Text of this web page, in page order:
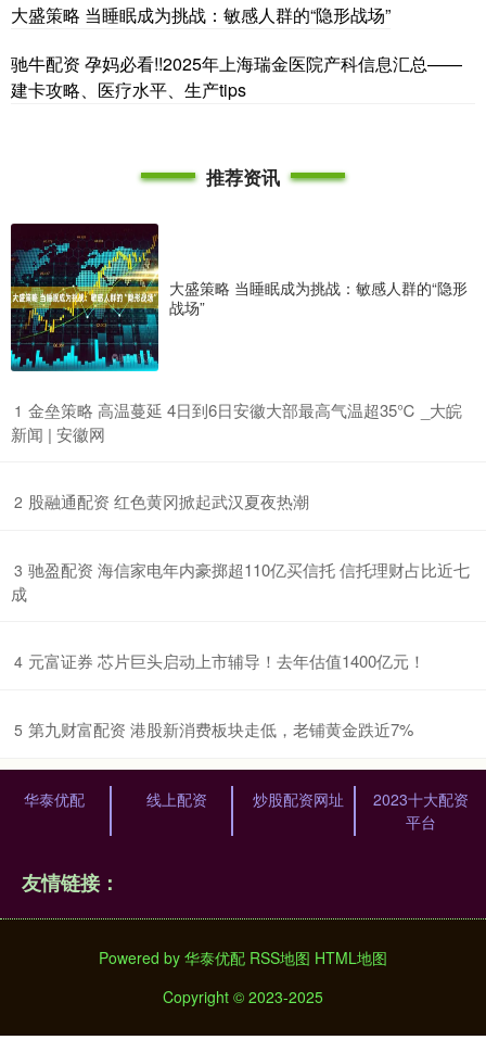
大盛策略 当睡眠成为挑战：敏感人群的“隐形战场”
驰牛配资 孕妈必看!!2025年上海瑞金医院产科信息汇总——
建卡攻略、医疗水平、生产tips
推荐资讯
大盛策略 当睡眠成为挑战：敏感人群的“隐形
战场”
1 ​金垒策略 高温蔓延 4日到6日安徽大部最高气温超35℃ _大皖
新闻 | 安徽网
2 ​股融通配资 红色黄冈掀起武汉夏夜热潮
3 ​驰盈配资 海信家电年内豪掷超110亿买信托 信托理财占比近七
成
4 ​元富证券 芯片巨头启动上市辅导！去年估值1400亿元！
5 ​第九财富配资 港股新消费板块走低，老铺黄金跌近7%
华泰优配 线上配资 炒股配资网址
2023十大配资
平台
友情链接：
Powered by 华泰优配 RSS地图 HTML地图
Copyright © 2023-2025